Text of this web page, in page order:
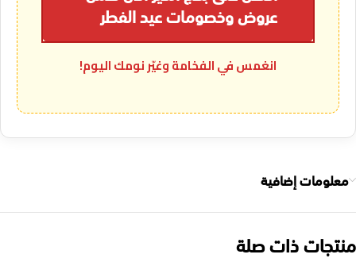
عروض وخصومات عيد الفطر
انغمس في الفخامة وغيّر نومك اليوم!
معلومات إضافية
منتجات ذات صلة